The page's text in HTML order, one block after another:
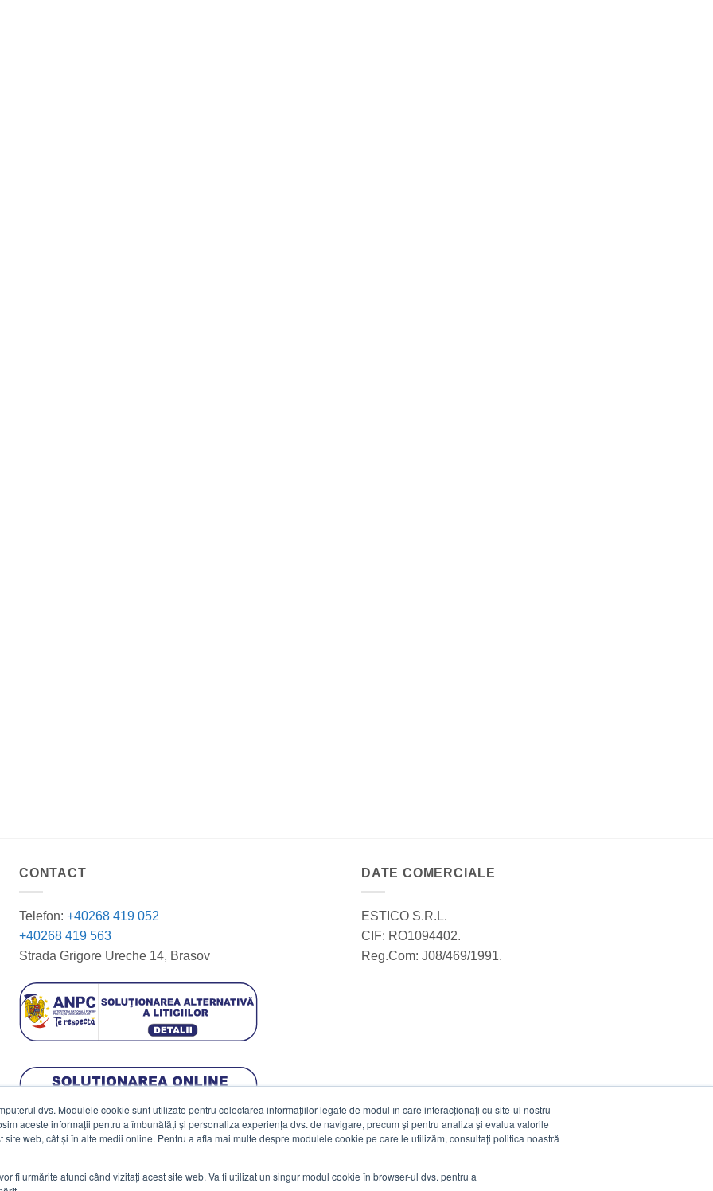
dvs. Modulele cookie sunt utilizate pentru colectarea informațiilor legate de modul în care interacționați cu site-ul nostru
aceste informații pentru a îmbunătăți și personaliza experiența dvs. de navigare, precum și pentru analiza și evalua valorile
web, cât și în alte medii online. Pentru a afla mai multe despre modulele cookie pe care le utilizăm, consultați politica noastră
fi urmărite atunci când vizitați acest site web. Va fi utilizat un singur modul cookie în browser-ul dvs. pentru a
CONTACT
Telefon: +40268 419 052
+40268 419 563
Strada Grigore Ureche 14, Brasov
DATE COMERCIALE
ESTICO S.R.L.
CIF: RO1094402.
Reg.Com: J08/469/1991.